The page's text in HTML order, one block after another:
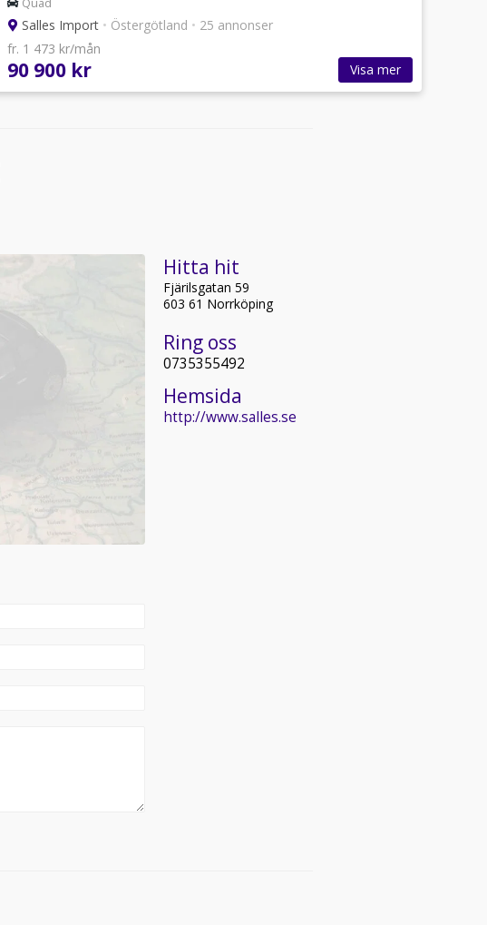
Salles Import • Östergötland • 25 annonser
fr. 1 473 kr/mån
90 900 kr Visa mer
Hitta hit
Fjärilsgatan 59
603 61 Norrköping
Ring oss
0735355492
Hemsida
http://www.salles.se